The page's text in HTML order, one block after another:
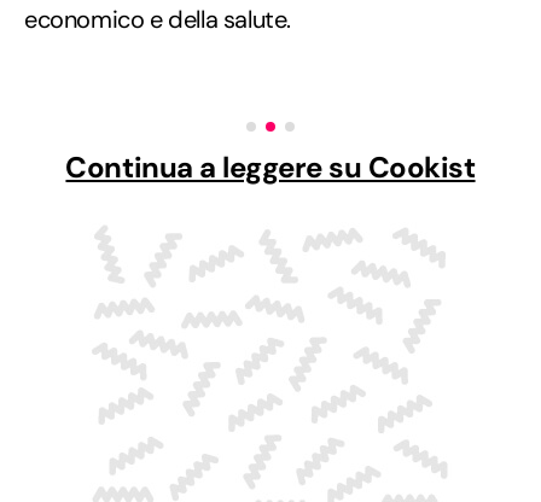
economico e della salute.
Continua a leggere su Cookist